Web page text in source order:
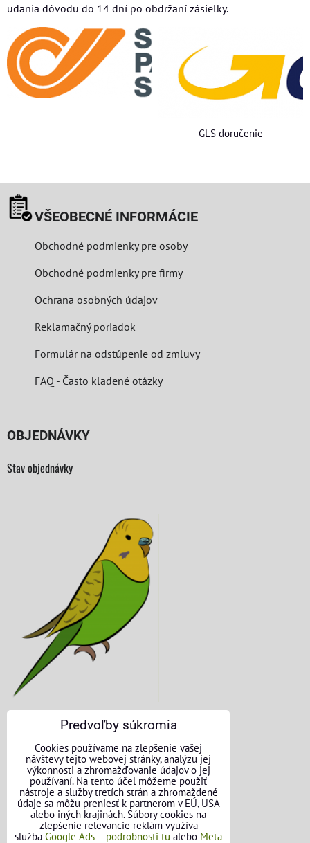
udania dôvodu do 14 dní po obdržaní zásielky.
GLS doručenie
VŠEOBECNÉ INFORMÁCIE
Obchodné podmienky pre osoby
Obchodné podmienky pre firmy
Ochrana osobných údajov
Reklamačný poriadok
Formulár na odstúpenie od zmluvy
FAQ - Často kladené otázky
OBJEDNÁVKY
Stav objednávky
KONTAKTNÉ ÚDAJE
O nás
Kontakt
Požičovňa náradia
Predvoľby súkromia
Cookies používame na zlepšenie vašej
návštevy tejto webovej stránky, analýzu jej
výkonnosti a zhromažďovanie údajov o jej
používaní. Na tento účel môžeme použiť
nástroje a služby tretích strán a zhromaždené
údaje sa môžu preniesť k partnerom v EÚ, USA
alebo iných krajinách. Súbory cookies na
zlepšenie relevancie reklám využíva
služba Google Ads – podrobnosti tu alebo Meta